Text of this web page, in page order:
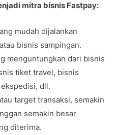
mitra bisnis Fastpay:
mudah dijalankan
bisnis sampingan.
menguntungkan dari bisnis
tiket travel, bisnis
dll.
target transaksi, semakin
semakin besar
diterima.